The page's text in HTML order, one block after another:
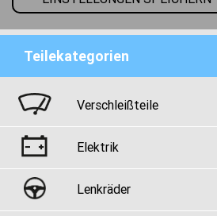
Teilekategorien
Verschleißteile
Elektrik
Lenkräder